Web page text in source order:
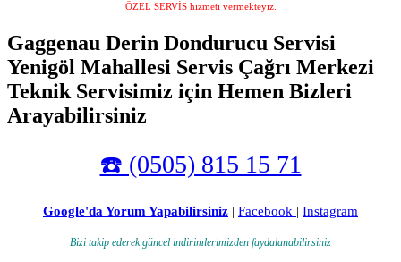
ÖZEL SERVİS hizmeti vermekteyiz.
Gaggenau Derin Dondurucu Servisi
Yenigöl Mahallesi Servis Çağrı Merkezi
Teknik Servisimiz için Hemen Bizleri
Arayabilirsiniz
☎️ (0505) 815 15 71
Google'da Yorum Yapabilirsiniz | Facebook | Instagram
Bizi takip ederek güncel indirimlerimizden faydalanabilirsiniz